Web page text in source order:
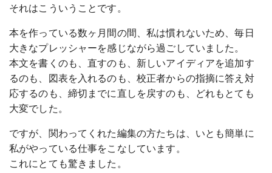
それはこういうことです。
本を作っている数ヶ月間の間、私は慣れないため、毎日
大きなプレッシャーを感じながら過ごしていました。
本文を書くのも、直すのも、新しいアイディアを追加す
るのも、図表を入れるのも、校正者からの指摘に答え対
応するのも、締切までに直しを戻すのも、どれもとても
大変でした。
ですが、関わってくれた編集の方たちは、いとも簡単に
私がやっている仕事をこなしています。
これにとても驚きました。